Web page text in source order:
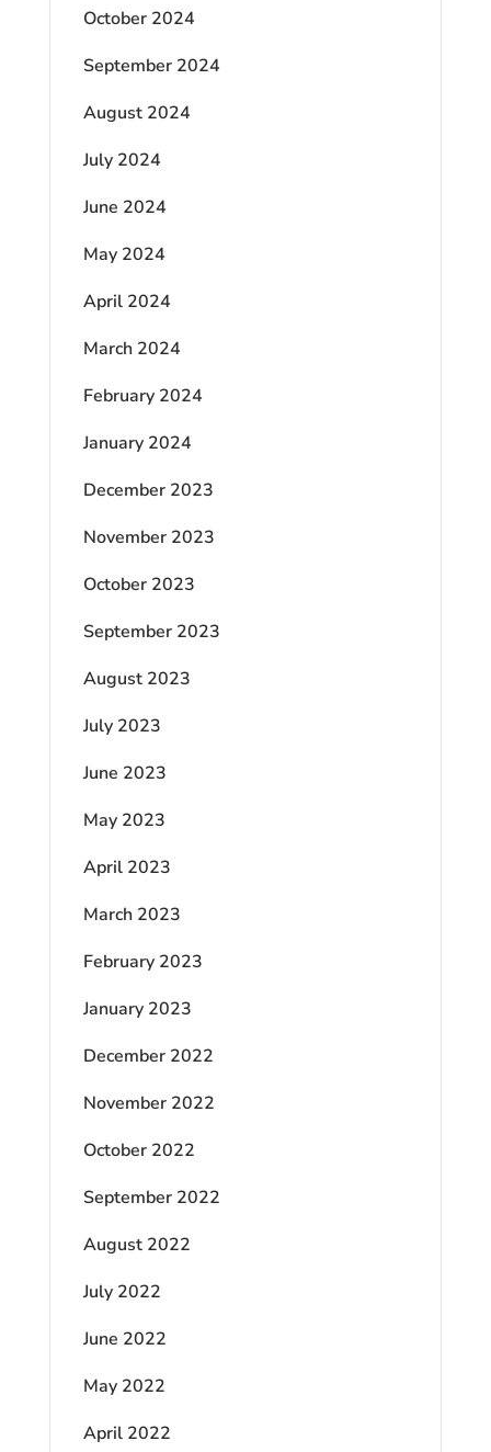
October 2024
September 2024
August 2024
July 2024
June 2024
May 2024
April 2024
March 2024
February 2024
January 2024
December 2023
November 2023
October 2023
September 2023
August 2023
July 2023
June 2023
May 2023
April 2023
March 2023
February 2023
January 2023
December 2022
November 2022
October 2022
September 2022
August 2022
July 2022
June 2022
May 2022
April 2022